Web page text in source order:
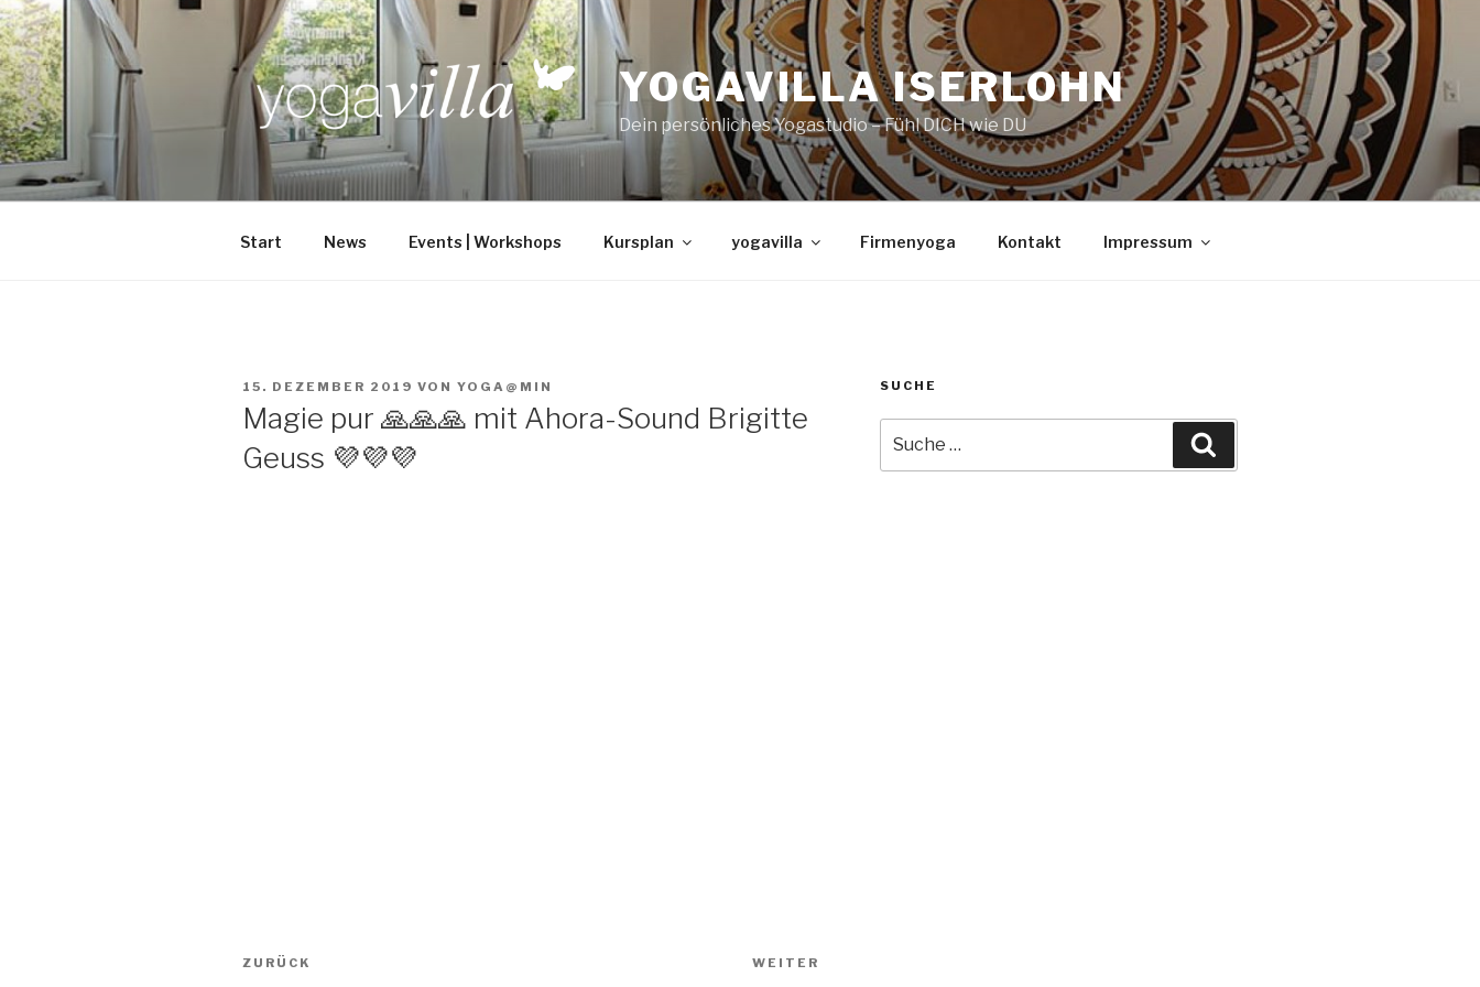
Zum
Inhalt
springen
YOGAVILLA ISERLOHN
Dein persönliches Yogastudio – Fühl DICH wie DU
Start News Events | Workshops Kursplan yogavilla Firmenyoga Kontakt Impressum
VERÖFFENTLICHT
15. DEZEMBER 2019 VON YOGA@MIN
Magie pur 🙏🙏🙏 mit Ahora-Sound Brigitte
Geuss 💜💜💜
Beitragsnavigation
Vorheriger
ZURÜCK WEITER
SUCHE
nach: